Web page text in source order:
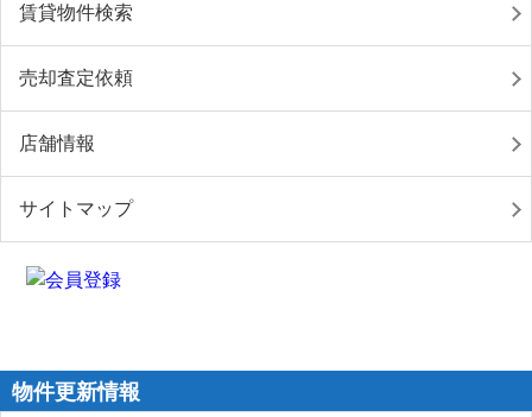
賃貸物件検索
売却査定依頼
店舗情報
サイトマップ
物件更新情報